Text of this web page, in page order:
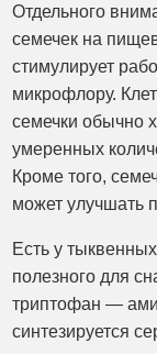
Отдельного
семечек на
стимулирует
микрофлору.
семечки обычно
умеренных
Кроме того,
может улучшать
Есть у
полезного для
триптофан —
синтезируется